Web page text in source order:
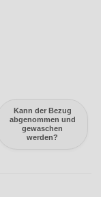
Kann der Bezug
abgenommen und
gewaschen
werden?